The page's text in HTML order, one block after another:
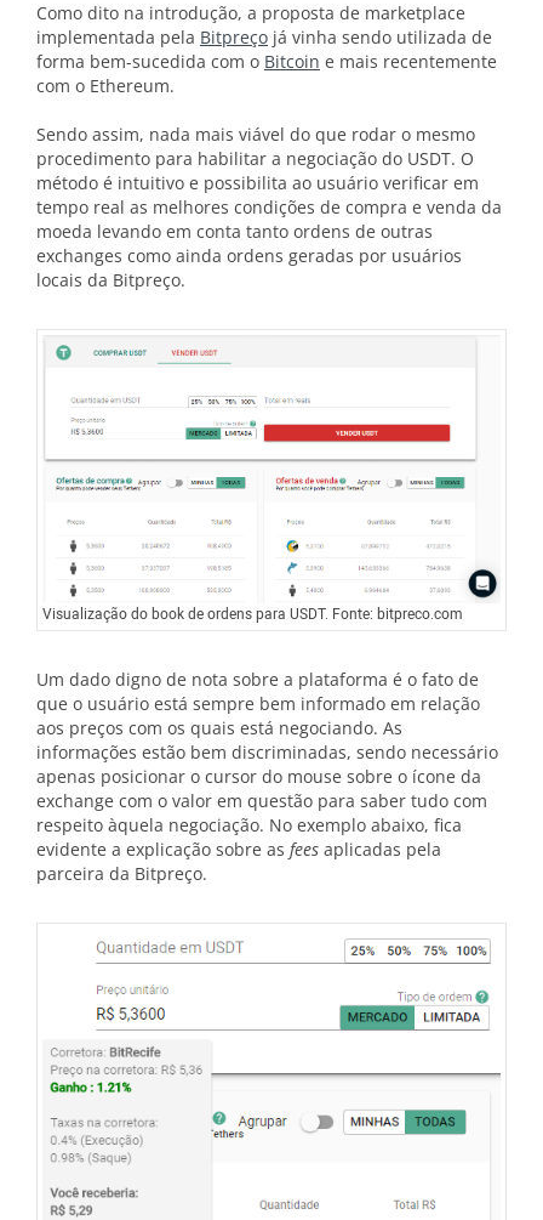
Como dito na introdução, a proposta de marketplace
implementada pela Bitpreço já vinha sendo utilizada de
forma bem-sucedida com o Bitcoin e mais recentemente
com o Ethereum.
Sendo assim, nada mais viável do que rodar o mesmo
procedimento para habilitar a negociação do USDT. O
método é intuitivo e possibilita ao usuário verificar em
tempo real as melhores condições de compra e venda da
moeda levando em conta tanto ordens de outras
exchanges como ainda ordens geradas por usuários
locais da Bitpreço.
Visualização do book de ordens para USDT. Fonte: bitpreco.com
Um dado digno de nota sobre a plataforma é o fato de
que o usuário está sempre bem informado em relação
aos preços com os quais está negociando. As
informações estão bem discriminadas, sendo necessário
apenas posicionar o cursor do mouse sobre o ícone da
exchange com o valor em questão para saber tudo com
respeito àquela negociação. No exemplo abaixo, fica
evidente a explicação sobre as fees aplicadas pela
parceira da Bitpreço.